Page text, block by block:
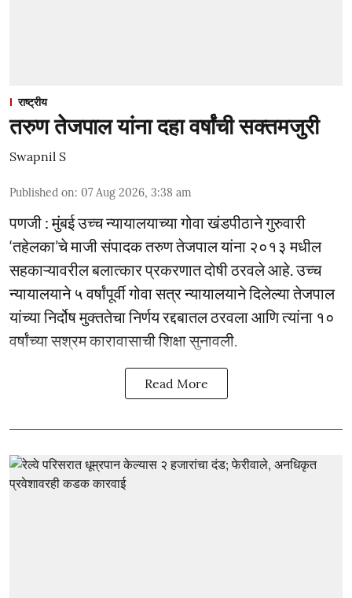
राष्ट्रीय
तरुण तेजपाल यांना दहा वर्षांची सक्तमजुरी
Swapnil S
Published on: 07 Aug 2026, 3:38 am
पणजी : मुंबई उच्च न्यायालयाच्या गोवा खंडपीठाने गुरुवारी
‘तहेलका’चे माजी संपादक तरुण तेजपाल यांना २०१३ मधील
सहकाऱ्यावरील बलात्कार प्रकरणात दोषी ठरवले आहे. उच्च
न्यायालयाने ५ वर्षांपूर्वी गोवा सत्र न्यायालयाने दिलेल्या तेजपाल
यांच्या निर्दोष मुक्ततेचा निर्णय रद्दबातल ठरवला आणि त्यांना १०
वर्षांच्या सश्रम कारावासाची शिक्षा सुनावली.
Read More